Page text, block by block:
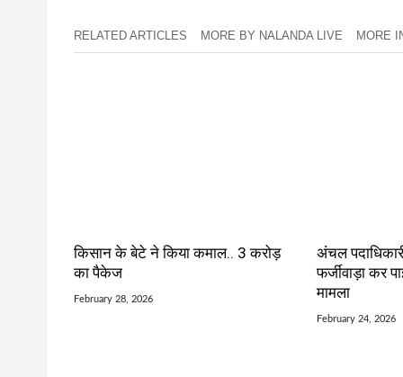
RELATED ARTICLES MORE BY NALANDA LIVE MORE
किसान के बेटे ने किया कमाल.. 3 करोड़
का पैकेज
February 28, 2026
अंचल
फर्जीवाड़ा कर
मामला
February 24, 2026